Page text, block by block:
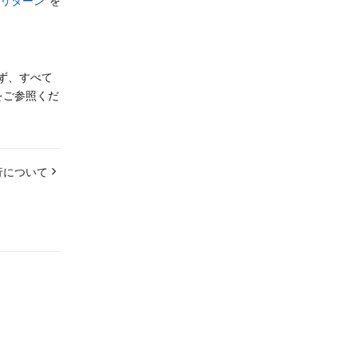
、すべて
参照くだ
ついて